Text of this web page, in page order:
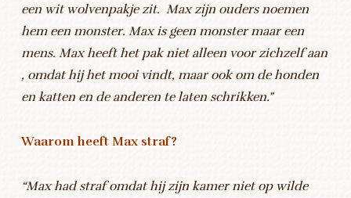
een wit wolvenpakje zit. Max zijn ouders noemen
hem een monster. Max is geen monster maar een
mens. Max heeft het pak niet alleen voor zichzelf aan
, omdat hij het mooi vindt, maar ook om de honden
en katten en de anderen te laten schrikken.”
Waarom heeft Max straf?
“Max had straf omdat hij zijn kamer niet op wilde